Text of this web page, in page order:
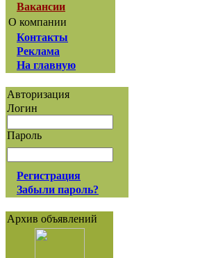
Вакансии
О компании
Контакты
Реклама
На главную
Авторизация
Логин
Пароль
Регистрация
Забыли пароль?
Архив объявлений